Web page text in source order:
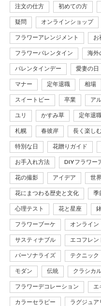
注文の仕方 初めての方
疑問 オンラインショップ
フラワーアレンジメント お
フラワーバレンタイン 海外
バレンタインデー 愛妻の日
マナー 定年退職 相場
スイートピー 卒業 ア
ユリ かすみ草 定年退
札幌 春彼岸 長く楽し
特別な日 花贈りガイド
お手入れ方法 DIYフラワー
花の撮影 アイデア 世
花にまつわる歴史と文化 季
心理テスト 花と星座
フラワーブーケ オンライン
サスティナブル エコフレン
パーソナライズ テクニック
モダン 伝統 クラシカ
フラワーデコレーション エ
カラーセラピー ラグジュア